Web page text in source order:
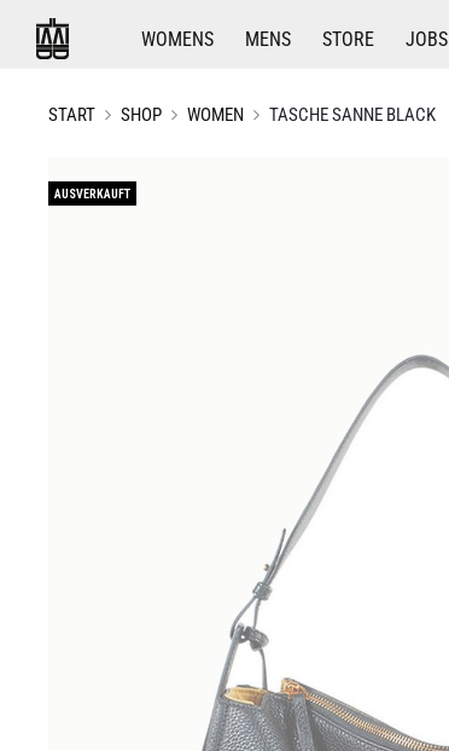
WOMENS MENS STORE JOBS
START SHOP WOMEN TASCHE SANNE BLACK
AUSVERKAUFT